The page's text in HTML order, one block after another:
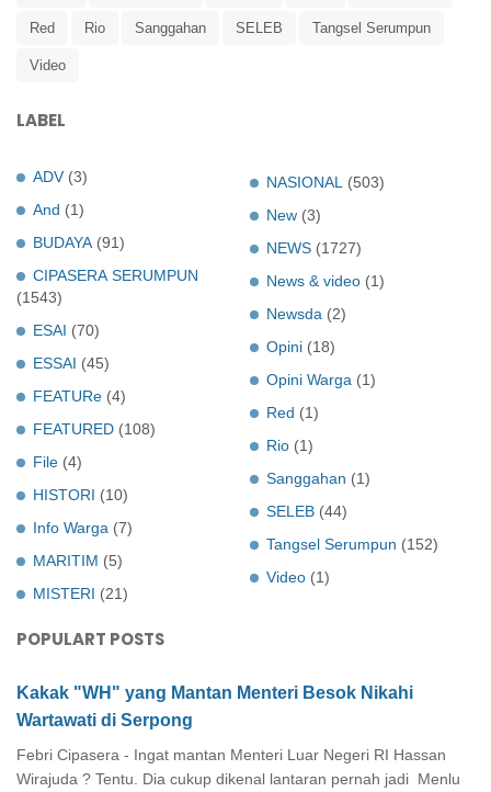
Red Rio Sanggahan SELEB Tangsel Serumpun
Video
LABEL
ADV (3)
And (1)
BUDAYA (91)
CIPASERA SERUMPUN
(1543)
ESAI (70)
ESSAI (45)
FEATURe (4)
FEATURED (108)
File (4)
HISTORI (10)
Info Warga (7)
MARITIM (5)
MISTERI (21)
NASIONAL
(503)
New (3)
NEWS (1727)
News & video (1)
Newsda (2)
Opini (18)
Opini Warga (1)
Red (1)
Rio (1)
Sanggahan (1)
SELEB (44)
Tangsel Serumpun (152)
Video (1)
POPULART POSTS
Kakak "WH" yang Mantan Menteri Besok Nikahi
Wartawati di Serpong
Febri Cipasera - Ingat mantan Menteri Luar Negeri RI Hassan
Wirajuda ? Tentu. Dia cukup dikenal lantaran pernah jadi Menlu